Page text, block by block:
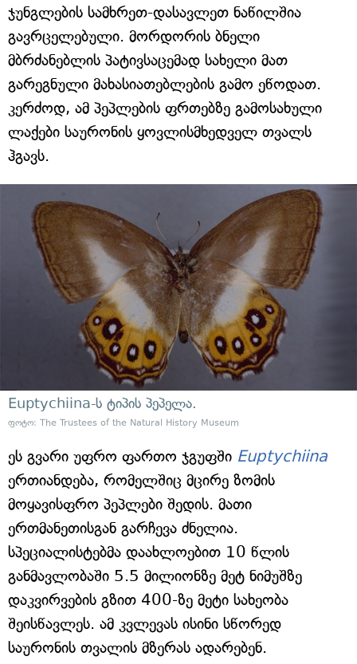
ჯუნგლების სამხრეთ-დასავლეთ ნაწილშია
გავრცელებული. მორდორის ბნელი
მბრძანებლის პატივსაცემად სახელი მათ
გარეგნული მახასიათებლების გამო ეწოდათ.
კერძოდ, ამ პეპლების ფრთებზე გამოსახული
ლაქები საურონის ყოვლისმხედველ თვალს
ჰგავს.
Euptychiina-ს ტიპის პეპელა.
ფოტო: The Trustees of the Natural History Museum
ეს გვარი უფრო ფართო ჯგუფში Euptychiina
ერთიანდება, რომელშიც მცირე ზომის
მოყავისფრო პეპლები შედის. მათი
ერთმანეთისგან გარჩევა ძნელია.
სპეციალისტებმა დაახლოებით 10 წლის
განმავლობაში 5.5 მილიონზე მეტ ნიმუშზე
დაკვირვების გზით 400-ზე მეტი სახეობა
შეისწავლეს. ამ კვლევას ისინი სწორედ
საურონის თვალის მზერას ადარებენ.